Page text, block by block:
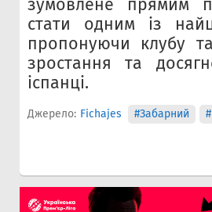
зумовлене прямим
стати одним із
пропонуючи клубу
зростання та
іспанці.
Джерело: Fichajes #Забарний